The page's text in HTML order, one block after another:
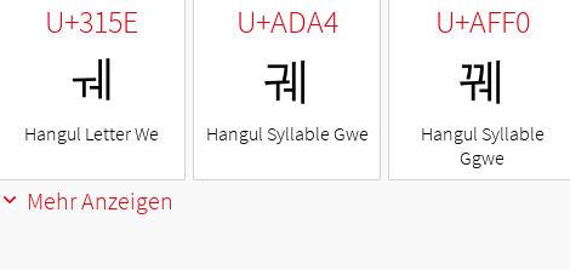
U+315E
ㅞ
Hangul Letter We
U+ADA4
궤
Hangul Syllable Gwe
U+AFF0
꿰
Hangul Syllable
Ggwe
Mehr Anzeigen